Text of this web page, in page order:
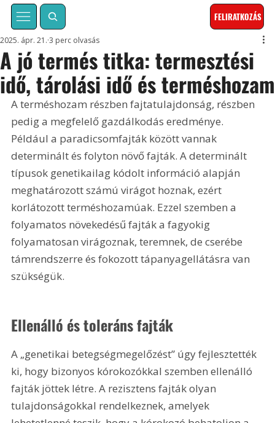
FELIRATKOZÁS
A jó termés titka: termesztési
idő, tárolási idő és terméshozam
2025. ápr. 21. 3 perc olvasás
A terméshozam részben fajtatulajdonság, részben
pedig a megfelelő gazdálkodás eredménye.
Például a paradicsomfajták között vannak
determinált és folyton növő fajták. A determinált
típusok genetikailag kódolt információ alapján
meghatározott számú virágot hoznak, ezért
korlátozott terméshozamúak. Ezzel szemben a
folyamatos növekedésű fajták a fagyokig
folyamatosan virágoznak, teremnek, de cserébe
támrendszerre és fokozott tápanyagellátásra van
szükségük.
Ellenálló és toleráns fajták
A „genetikai betegségmegelőzést” úgy fejlesztették
ki, hogy bizonyos kórokozókkal szemben ellenálló
fajták jöttek létre. A rezisztens fajták olyan
tulajdonságokkal rendelkeznek, amelyek